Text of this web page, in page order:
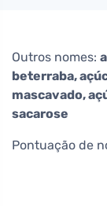
Outros nomes:
beterraba,
mascavado,
sacarose
Pontuação de